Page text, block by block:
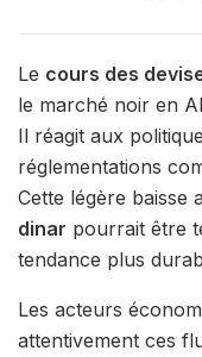
Le cours des
le marché noir en
Il réagit aux
réglementations
Cette légère baisse
dinar pourrait être
tendance plus
Les acteurs
attentivement ces